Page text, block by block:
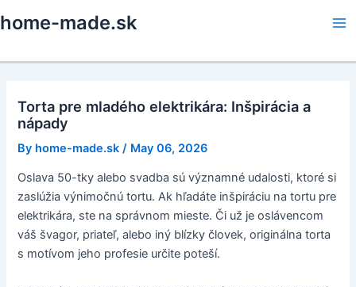
to
home-made.sk
Torta pre mladého elektrikára: Inšpirácia a
nápady
By home-made.sk / May 06, 2026
Oslava 50-tky alebo svadba sú významné udalosti, ktoré si
zaslúžia výnimočnú tortu. Ak hľadáte inšpiráciu na tortu pre
elektrikára, ste na správnom mieste. Či už je oslávencom
váš švagor, priateľ, alebo iný blízky človek, originálna torta
s motívom jeho profesie určite poteší.